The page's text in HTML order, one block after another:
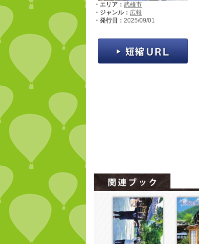
・エリア： 武雄市
・ジャンル： 広報
・発行日： 2025/09/01